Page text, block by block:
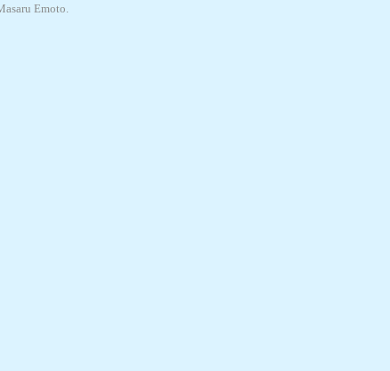
Emoto.